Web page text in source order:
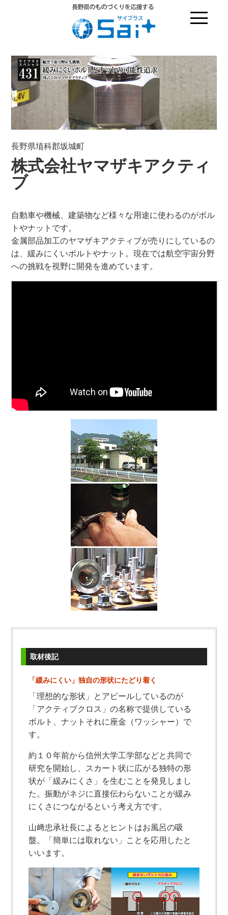
長野県埴科郡坂城町
株式会社ヤマザキアクティ
ブ
自動車や機械、建築物など様々な用途に使わるのがボル
トやナットです。
金属部品加工のヤマザキアクティブが売りにしているの
は、緩みにくいボルトやナット。現在では航空宇宙分野
への挑戦を視野に開発を進めています。
取材後記
「緩みにくい」独自の形状にたどり着く
「理想的な形状」とアピールしているのが
「アクティブクロス」の名称で提供している
ボルト、ナットそれに座金（ワッシャー）で
す。
約１０年前から信州大学工学部などと共同で
研究を開始し、スカート状に広がる独特の形
状が「緩みにくさ」を生むことを発見しまし
た。振動がネジに直接伝わらないことが緩み
にくさにつながるという考え方です。
山﨑忠承社長によるとヒントはお風呂の吸
盤。「簡単には取れない」ことを応用したと
いいます。